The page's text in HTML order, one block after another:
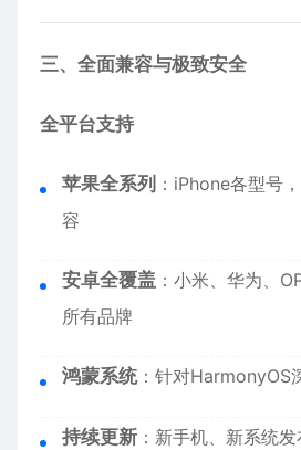
三、全面兼容与极致安全
全平台支持
苹果全系列 ： iPhone各型号
容
安卓全覆盖 ：小米、华为、
所有品牌
鸿蒙系统：针对HarmonyOS
持续更新 ：新手机、新系统